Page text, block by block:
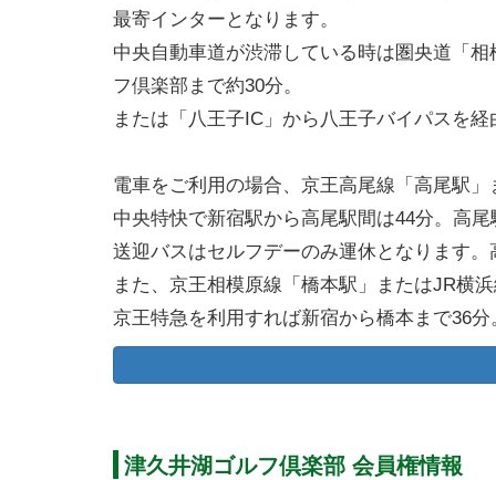
最寄インターとなります。
中央自動車道が渋滞している時は圏央道「
フ倶楽部まで約30分。
または「八王子IC」から八王子バイパスを
電車をご利用の場合、京王高尾線「高尾駅
中央特快で新宿駅から高尾駅間は44分。高
送迎バスはセルフデーのみ運休となります
また、京王相模原線「橋本駅」またはJR横
京王特急を利用すれば新宿から橋本まで36
八王子市、町田市・東神奈川方面からはJR
橋本駅北口からは路線バスの運行もありま
バス亭から津久井湖ゴルフ倶楽部まで徒歩
津久井湖ゴルフ倶楽部 会員権情報